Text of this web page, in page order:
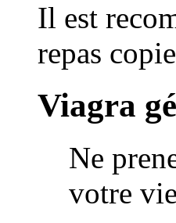
Il est
repas
Viagra
Ne
votre